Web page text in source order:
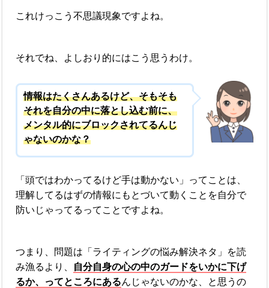
これけっこう不思議現象ですよね。
それでね、よしおり的にはこう思うわけ。
情報はたくさんあるけど、そもそも
それを自分の中に落とし込む前に、
メンタル的にブロックされてるんじ
ゃないのかな？
「頭ではわかってるけど手は動かない」ってことは、
理解してるはずの情報にもとづいて動くことを自分で
防いじゃってるってことですよね。
つまり、問題は「ライティングの悩み解決ネタ」を読
み漁るより、 自分自身の心の中のガードをいかに下げ
るか、ってところにあるんじゃないのかな、と思うの